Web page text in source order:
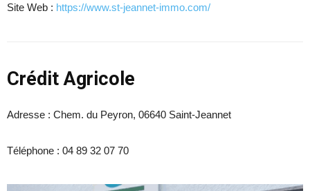
Site Web : https://www.st-jeannet-immo.com/
Crédit Agricole
Adresse : Chem. du Peyron, 06640 Saint-Jeannet
Téléphone : 04 89 32 07 70